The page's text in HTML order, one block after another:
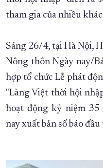
TÀU - XE - MÁY BAY
KHOẢNH KHẮC ĐẸP XỨ TRẦM
XÂY DỰNG KHÁNH HÒA TRỞ
ĐẠI HỘI ĐẢNG CÁC CẤP
tham gia của nhiều
Sáng 26/4, tại Hà Nội,
Nông thôn Ngày nay/
hợp tổ chức Lễ phát
"Làng Việt thời hội
hoạt động kỷ niệm 35
nay xuất bản số báo